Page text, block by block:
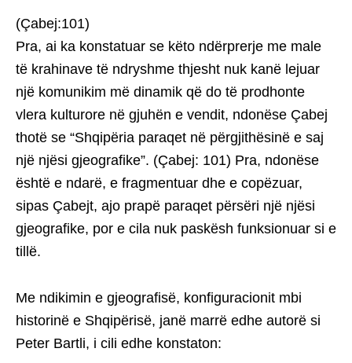
(Çabej:101)
Pra, ai ka konstatuar se këto ndërprerje me male
të krahinave të ndryshme thjesht nuk kanë lejuar
një komunikim më dinamik që do të prodhonte
vlera kulturore në gjuhën e vendit, ndonëse Çabej
thotë se “Shqipëria paraqet në përgjithësinë e saj
një njësi gjeografike”. (Çabej: 101) Pra, ndonëse
është e ndarë, e fragmentuar dhe e copëzuar,
sipas Çabejt, ajo prapë paraqet përsëri një njësi
gjeografike, por e cila nuk paskësh funksionuar si e
tillë.
Me ndikimin e gjeografisë, konfiguracionit mbi
historinë e Shqipërisë, janë marrë edhe autorë si
Peter Bartli, i cili edhe konstaton: